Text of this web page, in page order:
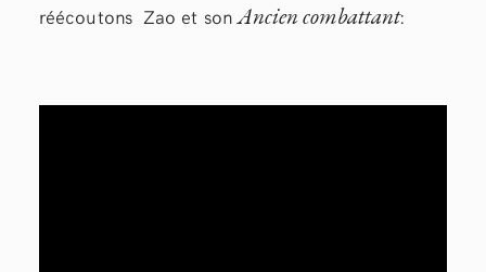
réécoutons Zao et sonAncien combattant: